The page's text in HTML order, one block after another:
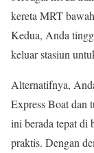
kereta MRT
Kedua, Anda
keluar stasiun
Alternatifnya,
Express Boat dan
ini berada tepat di
praktis. Dengan